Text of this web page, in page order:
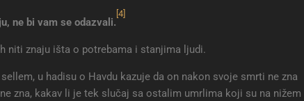
ne bi vam se odazvali.
[4]
niti znaju išta o potrebama i stanjima ljudi.
u hadisu o Havdu kazuje da on nakon svoje smrti ne zna
zna, kakav li je tek slučaj sa ostalim umrlima koji su na nižem